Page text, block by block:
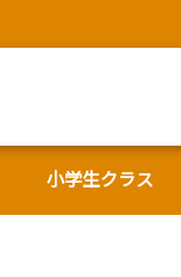
小学生クラス